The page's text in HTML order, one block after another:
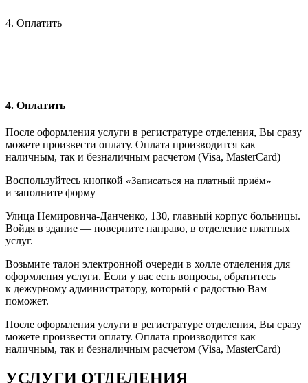
4. Оплатить
4. Оплатить
После оформления услуги в регистратуре отделения, Вы сразу
можете произвести оплату. Оплата производится как
наличным, так и безналичным расчетом (Visa, MasterCard)
Воспользуйтесь кнопкой «Записаться на платный приём»
и заполните форму
Улица Немировича-Данченко, 130, главный корпус больницы.
Войдя в здание — поверните направо, в отделение платных
услуг.
Возьмите талон электронной очереди в холле отделения для
оформления услуги. Если у вас есть вопросы, обратитесь
к дежурному администратору, который с радостью Вам
поможет.
После оформления услуги в регистратуре отделения, Вы сразу
можете произвести оплату. Оплата производится как
наличным, так и безналичным расчетом (Visa, MasterCard)
УСЛУГИ ОТДЕЛЕНИЯ